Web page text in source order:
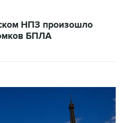
НПЗ произошло
БПЛА